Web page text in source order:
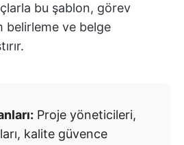
bu şablon, görev
belirleme ve belge
Proje yöneticileri,
kalite güvence